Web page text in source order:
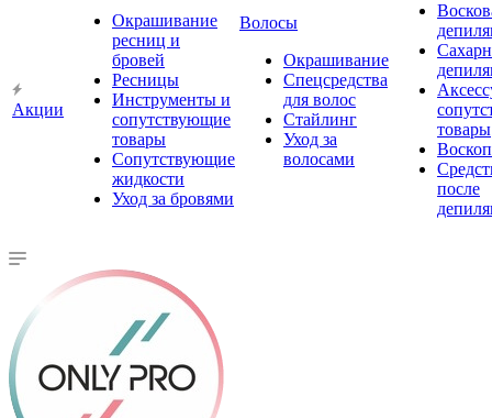
Акции
Окрашивание
ресниц и
бровей
Ресницы
Инструменты и
сопутствующие
товары
Сопутствующие
жидкости
Уход за бровями
Волосы
Окрашивание
Спецсредства
для волос
Стайлинг
Уход за
волосами
товары
после